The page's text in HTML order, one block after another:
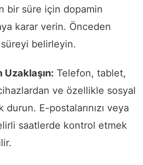
bir süre için dopamin
karar verin. Önceden
belirleyin.
Uzaklaşın: Telefon, tablet,
ve özellikle sosyal
durun. E-postalarınızı veya
saatlerde kontrol etmek